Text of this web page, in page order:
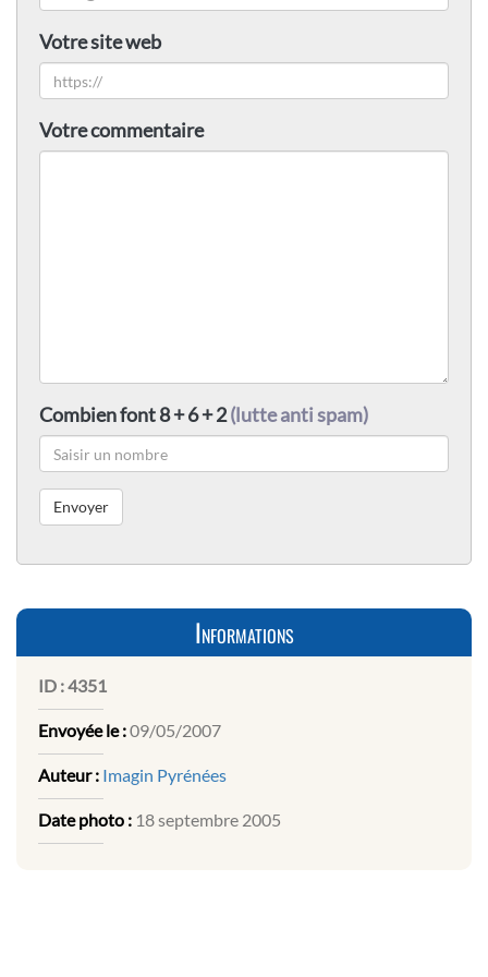
Votre site web
Votre commentaire
Combien font 8 + 6 + 2(lutte anti spam)
Informations
ID :4351
Envoyée le :09/05/2007
Auteur : Imagin Pyrénées
Date photo : 18 septembre 2005